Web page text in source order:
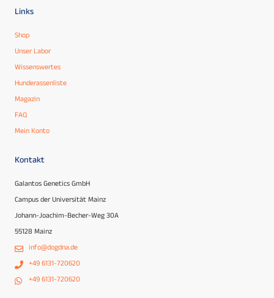
Links
Shop
Unser Labor
Wissenswertes
Hunderassenliste
Magazin
FAQ
Mein Konto
Kontakt
Galantos Genetics GmbH
Campus der Universität Mainz
Johann-Joachim-Becher-Weg 30A
55128 Mainz
info@dogdna.de
+49 6131-720620
+49 6131-720620